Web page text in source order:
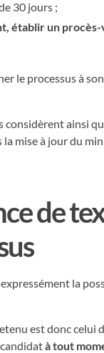
30 jours ;
établir un
le processus à
considèrent ainsi
la mise à jour du
de
la
est donc celui
à tout